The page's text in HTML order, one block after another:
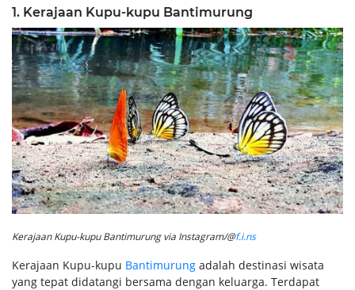
1. Kerajaan Kupu-kupu Bantimurung
Kerajaan Kupu-kupu Bantimurung via Instagram/@f.i.ns
Kerajaan Kupu-kupu Bantimurung adalah destinasi wisata
yang tepat didatangi bersama dengan keluarga. Terdapat